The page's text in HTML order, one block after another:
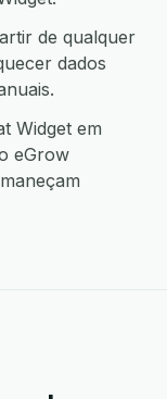
de qualquer
dados
Widget em
eGrow